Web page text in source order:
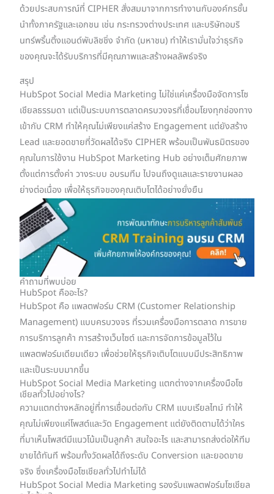
ด้วยประสบการณ์ที่ CIPHER สั่งสมมาจากการทำงานกับองค์กรชั้น
นำทั้งภาครัฐและเอกชน เช่น กระทรวงต่างประเทศ และบริษัทอมริ
นทร์พริ้นติ้งแอนด์พับลิชชิ่ง จำกัด (มหาชน) ทำให้เรามั่นใจว่าธุรกิจ
ของคุณจะได้รับบริการที่มีคุณภาพและสร้างผลลัพธ์จริง
สรุป
HubSpot Social Media Marketing ไม่ใช่แค่เครื่องมือจัดการโซ
เชียลธรรมดา แต่เป็นระบบการตลาดครบวงจรที่เชื่อมโยงทุกช่องทาง
เข้ากับ CRM ทำให้คุณไม่เพียงแค่สร้าง Engagement แต่ยังสร้าง
Lead และยอดขายที่วัดผลได้จริง CIPHER พร้อมเป็นพันธมิตรของ
คุณในการใช้งาน HubSpot Marketing Hub อย่างเต็มศักยภาพ
ตั้งแต่การตั้งค่า วางระบบ อบรมทีม ไปจนถึงดูแลและรายงานผลอ
ย่างต่อเนื่อง เพื่อให้ธุรกิจของคุณเติบโตได้อย่างยั่งยืน
คำถามที่พบบ่อย
HubSpot คืออะไร?
HubSpot คือ แพลตฟอร์ม CRM (Customer Relationship
Management) แบบครบวงจร ที่รวมเครื่องมือการตลาด การขาย
การบริการลูกค้า การสร้างเว็บไซต์ และการจัดการข้อมูลไว้ใน
แพลตฟอร์มเดียมเดียว เพื่อช่วยให้ธุรกิจเติบโตแบบมีประสิทธิภาพ
และเป็นระบบมากขึ้น
HubSpot Social Media Marketing แตกต่างจากเครื่องมือโซ
เชียลทั่วไปอย่างไร?
ความแตกต่างหลักอยู่ที่การเชื่อมต่อกับ CRM แบบเรียลไทม์ ทำให้
คุณไม่เพียงแค่โพสต์และวัด Engagement แต่ยังติดตามได้ว่าใคร
ที่มาเห็นโพสต์มีแนวโน้มเป็นลูกค้า สนใจอะไร และสามารถส่งต่อให้ทีม
ขายได้ทันที พร้อมทั้งวัดผลได้ถึงระดับ Conversion และยอดขาย
จริง ซึ่งเครื่องมือโซเชียลทั่วไปทำไม่ได้
HubSpot Social Media Marketing รองรับแพลตฟอร์มโซเชียล